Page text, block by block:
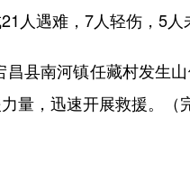
人遇难，7人轻伤，5人
南河镇任藏村发生
量，迅速开展救援。（